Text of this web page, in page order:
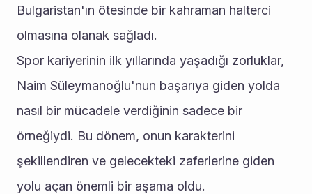
Bulgaristan'ın ötesinde bir kahraman halterci
olmasına olanak sağladı.
Spor kariyerinin ilk yıllarında yaşadığı zorluklar,
Naim Süleymanoğlu'nun başarıya giden yolda
nasıl bir mücadele verdiğinin sadece bir
örneğiydi. Bu dönem, onun karakterini
şekillendiren ve gelecekteki zaferlerine giden
yolu açan önemli bir aşama oldu.